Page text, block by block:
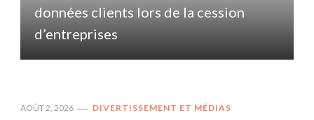
données clients lors de la cession
d’entreprises
AOÛT 2, 2026 DIVERTISSEMENT ET MÉDIAS